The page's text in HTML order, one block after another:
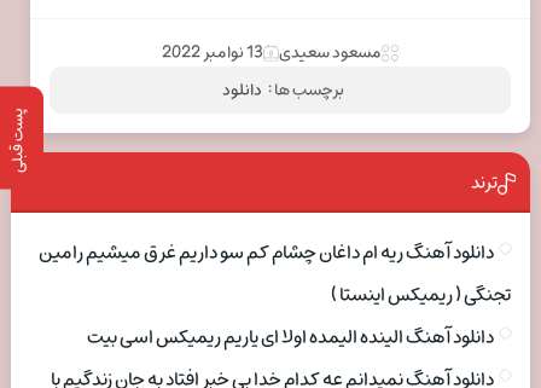
پست قبلی
مسعود سعیدی 13 نوامبر 2022
برچسب ها : دانلود
ترند
دانلود آهنگ ریه ام داغان چشام کم سو داریم غرق میشیم رامین
تجنگی ( ریمیکس اینستا )
دانلود آهنگ الینده الیمده اولا ای یاریم ریمیکس اسی بیت
دانلود آهنگ نمیدانم عه کدام خدا بی خبر افتاد به جان زندگیم با